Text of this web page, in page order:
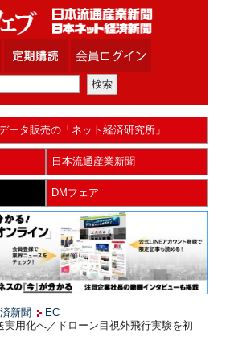
ータ販売の「ネット経済研究所」
日本流通産業新聞
DMフェア
新聞
EC
実用化へ／ドローン目視外飛行実験を初